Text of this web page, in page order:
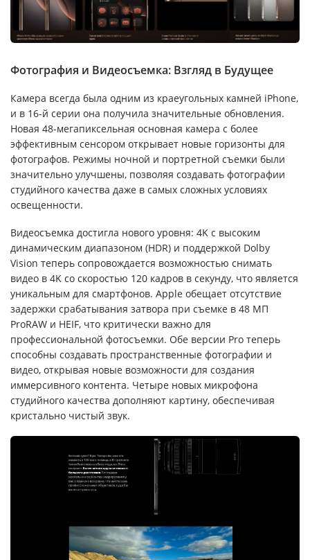
Фотография и Видеосъемка: Взгляд в Будущее
Камера всегда была одним из краеугольных камней iPhone,
и в 16-й серии она получила значительные обновления.
Новая 48-мегапиксельная основная камера с более
эффективным сенсором открывает новые горизонты для
фотографов. Режимы ночной и портретной съемки были
значительно улучшены, позволяя создавать фотографии
студийного качества даже в самых сложных условиях
освещенности.
Видеосъемка достигла нового уровня: 4K с высоким
динамическим диапазоном (HDR) и поддержкой Dolby
Vision теперь сопровождается возможностью снимать
видео в 4K со скоростью 120 кадров в секунду, что является
уникальным для смартфонов. Apple обещает отсутствие
задержки срабатывания затвора при съемке в 48 МП
ProRAW и HEIF, что критически важно для
профессиональной фотосъемки. Обе версии Pro теперь
способны создавать пространственные фотографии и
видео, открывая новые возможности для создания
иммерсивного контента. Четыре новых микрофона
студийного качества дополняют картину, обеспечивая
кристально чистый звук.